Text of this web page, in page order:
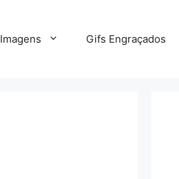
Imagens Gifs Engraçados